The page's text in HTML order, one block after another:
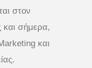
στον
και σήμερα,
και